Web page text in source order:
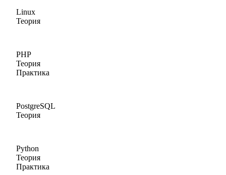
Linux
Теория
PHP
Теория
Практика
PostgreSQL
Теория
Python
Теория
Практика